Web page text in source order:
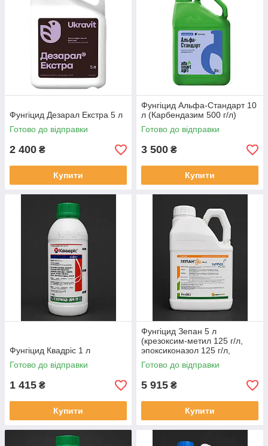
Фунгіцид Дезарал Екстра 5 л
Готово до відправки
2 400 ₴
Купити
Фунгіцид Альфа-Стандарт 10
л (Карбендазим 500 г/л)
Готово до відправки
3 500 ₴
Купити
Фунгіцид Квадріс 1 л
Готово до відправки
1 415 ₴
Купити
Фунгіцид Зепан 5 л
(крезоксим-метил 125 г/л,
эпоксиконазол 125 г/л,
дифеноконазол 80 г/л)
Готово до відправки
5 915 ₴
Купити